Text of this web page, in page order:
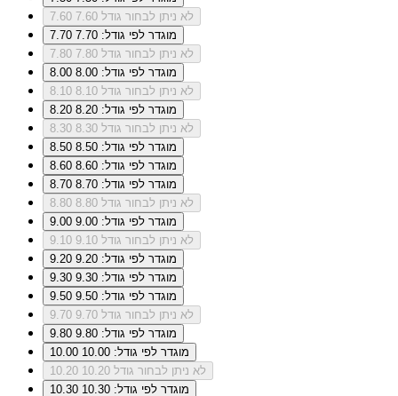
7.60
לא ניתן לבחור גודל 7.60
7.70
מוגדר לפי גודל: 7.70
7.80
לא ניתן לבחור גודל 7.80
8.00
מוגדר לפי גודל: 8.00
8.10
לא ניתן לבחור גודל 8.10
8.20
מוגדר לפי גודל: 8.20
8.30
לא ניתן לבחור גודל 8.30
8.50
מוגדר לפי גודל: 8.50
8.60
מוגדר לפי גודל: 8.60
8.70
מוגדר לפי גודל: 8.70
8.80
לא ניתן לבחור גודל 8.80
9.00
מוגדר לפי גודל: 9.00
9.10
לא ניתן לבחור גודל 9.10
9.20
מוגדר לפי גודל: 9.20
9.30
מוגדר לפי גודל: 9.30
9.50
מוגדר לפי גודל: 9.50
9.70
לא ניתן לבחור גודל 9.70
9.80
מוגדר לפי גודל: 9.80
10.00
מוגדר לפי גודל: 10.00
10.20
לא ניתן לבחור גודל 10.20
10.30
מוגדר לפי גודל: 10.30